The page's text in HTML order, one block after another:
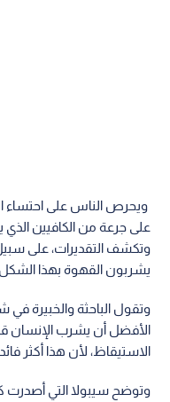
ويحرص الناس على احتساء
على جرعة من الكافيين
يشربون القهوة بهذا
وتقول الباحثة والخبيرة في
الأفضل أن يشرب الإنسان
الاستيقاظ، لأن هذا أكثر
وتوضح سيبولا التي أصدرت